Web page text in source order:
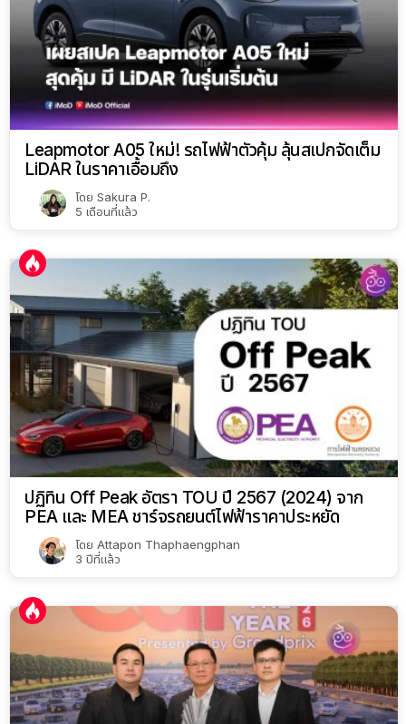
Leapmotor A05 ใหม่! รถไฟฟ้าตัวคุ้ม ลุ้นสเปกจัดเต็ม
LiDAR ในราคาเอื้อมถึง
โดย Sakura P.
5 เดือนที่แล้ว
ปฏิทิน Off Peak อัตรา TOU ปี 2567 (2024) จาก
PEA และ MEA ชาร์จรถยนต์ไฟฟ้าราคาประหยัด
โดย Attapon Thaphaengphan
3 ปีที่แล้ว